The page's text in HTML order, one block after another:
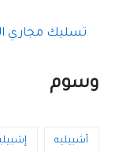
تسليك مجاري
وسوم
أشبيليه